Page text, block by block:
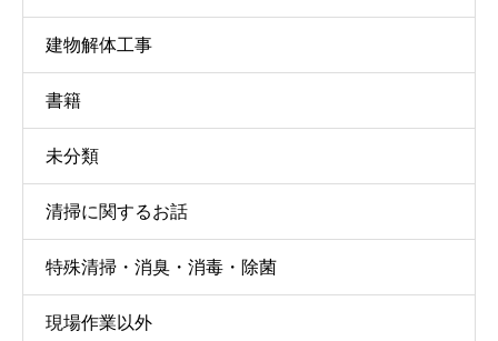
建物解体工事
書籍
未分類
清掃に関するお話
特殊清掃・消臭・消毒・除菌
現場作業以外